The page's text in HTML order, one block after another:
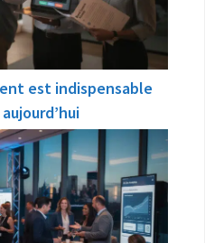
est indispensable